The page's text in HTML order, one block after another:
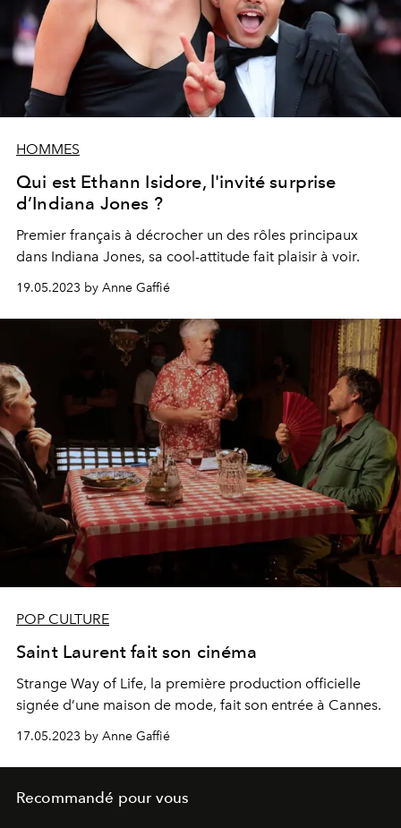
HOMMES
Qui est Ethann Isidore, l'invité surprise
d’Indiana Jones ?
Premier français à décrocher un des rôles principaux
dans Indiana Jones, sa cool-attitude fait plaisir à voir.
19.05.2023 by Anne Gaffié
POP CULTURE
Saint Laurent fait son cinéma
Strange Way of Life, la première production officielle
signée d’une maison de mode, fait son entrée à Cannes.
17.05.2023 by Anne Gaffié
Recommandé pour vous